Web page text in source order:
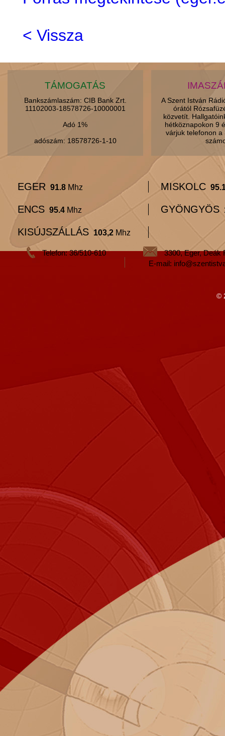
< Vissza
TÁMOGATÁS
Bankszámlaszám: CIB Bank Zrt.
11102003-18578726-10000001
Adó 1%
adószám: 18578726-1-10
A Szent István
órától
közvetít.
hétköznapokon 9
várjuk telefonon
EGER 91.8 Mhz MISKOLC
ENCS 95.4 Mhz GYÖNGYÖS
KISÚJSZÁLLÁS 103,2 Mhz
Telefon: 36/510-610
3300, Eger, Deák
E-mail:
©